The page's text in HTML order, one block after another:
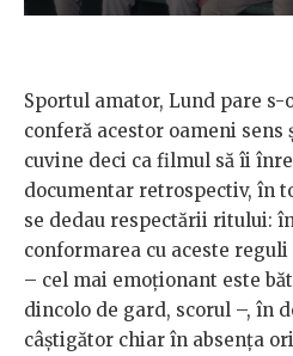
Sportul amator, Lund pare s-
conferă acestor oameni sens
cuvine deci ca filmul să îi
documentar retrospectiv, în
se dedau respectării ritului:
conformarea cu aceste
– cel mai emoționant este
dincolo de gard, scorul –, în
câștigător chiar în absența